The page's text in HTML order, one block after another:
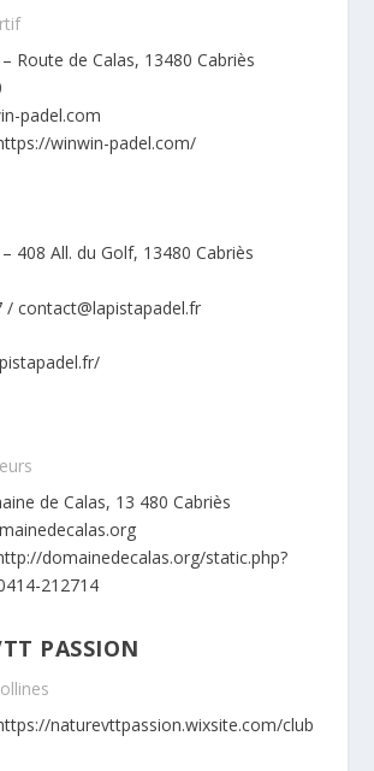
Route de Calas, 13480 Cabriès
padel.com
winwin-padel.com/
408 All. du Golf, 13480 Cabriès
/ contact@lapistapadel.fr
de Calas, 13 480 Cabriès
domainedecalas.org/static.php?
212714
PASSION
naturevttpassion.wixsite.com/club